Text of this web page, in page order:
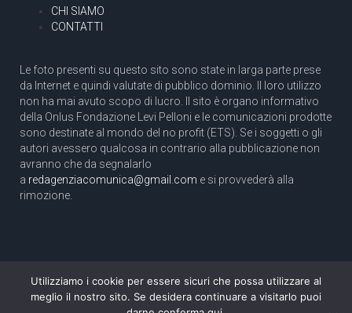
CHI SIAMO
CONTATTI
Le foto presenti su questo sito sono state in larga parte prese
da Internet e quindi valutate di pubblico dominio. Il loro utilizzo
non ha mai avuto scopo di lucro. Il sito è organo informativo
della Onlus Fondazione Levi Pelloni e le comunicazioni prodotte
sono destinate al mondo del no profit (ETS). Se i soggetti o gli
autori avessero qualcosa in contrario alla pubblicazione non
avranno che da segnalarlo
a redagenziacomunica@gmail.com e si provvederà alla
rimozione.
Copyright 2003 com.unica - Tutti i diritti riservati
Aut. Tribunale di Roma N. 466/2003 dell'11/11/2003
Utilizziamo i cookie per essere sicuri che possa utilizzare al
meglio il nostro sito. Se desidera continuare a visitarlo puoi